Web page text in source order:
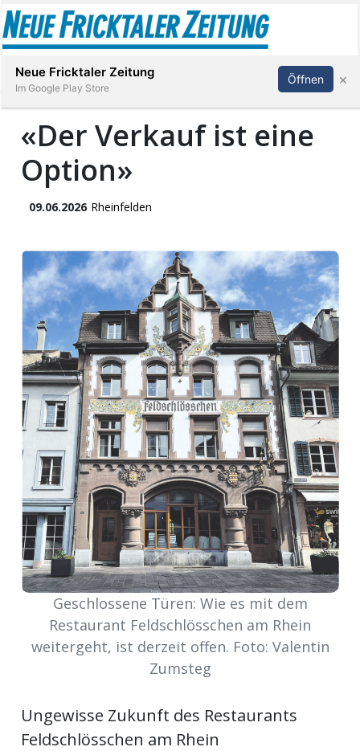
E-
Paper
App
Abonnieren Anmelden
«Der Verkauf ist eine
Option»
09.06.2026 Rheinfelden
Geschlossene Türen: Wie es mit dem
Restaurant Feldschlösschen am Rhein
weitergeht, ist derzeit offen. Foto: Valentin
Zumsteg
Ungewisse Zukunft des Restaurants
Feldschlösschen am Rhein
Neue Fricktaler Zeitung
Im Google Play Store
Öffnen ×